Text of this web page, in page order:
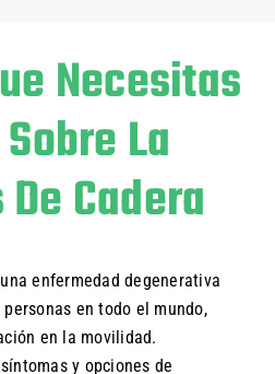
Necesitas
La
Cadera
enfermedad degenerativa
en todo el mundo,
en la movilidad.
y opciones de